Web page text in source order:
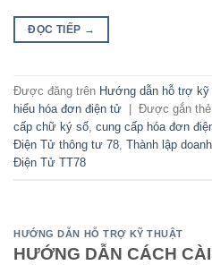
ĐỌC TIẾP →
Được đăng trên Hướng dẫn hỗ trợ kỹ
hiểu hóa đơn điện tử
Được gắn thẻ
cấp chữ ký số cung cấp hóa đơn
Điện Tử thông tư 78 Thành lập
Điện Tử TT78
HƯỚNG DẪN HỖ TRỢ KỸ THUẬT
HƯỚNG DẪN CÁCH